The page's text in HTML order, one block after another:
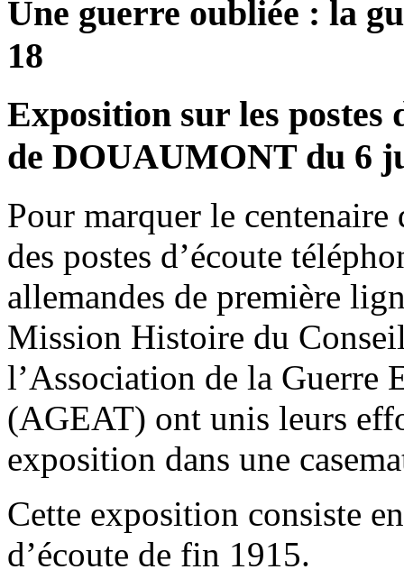
Une guerre oubliée : la
18
Exposition sur les postes
de DOUAUMONT du 6
Pour marquer le
des postes d’écoute
allemandes de première
Mission Histoire du
l’Association de la Guerre
(AGEAT) ont unis leurs
exposition dans une
Cette exposition consiste
d’écoute de fin 1915.